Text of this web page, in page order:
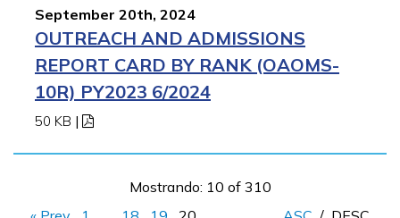
September 20th, 2024
OUTREACH AND ADMISSIONS
REPORT CARD BY RANK (OAOMS-
10R) PY2023 6/2024
50 KB |
Mostrando: 10 of 310